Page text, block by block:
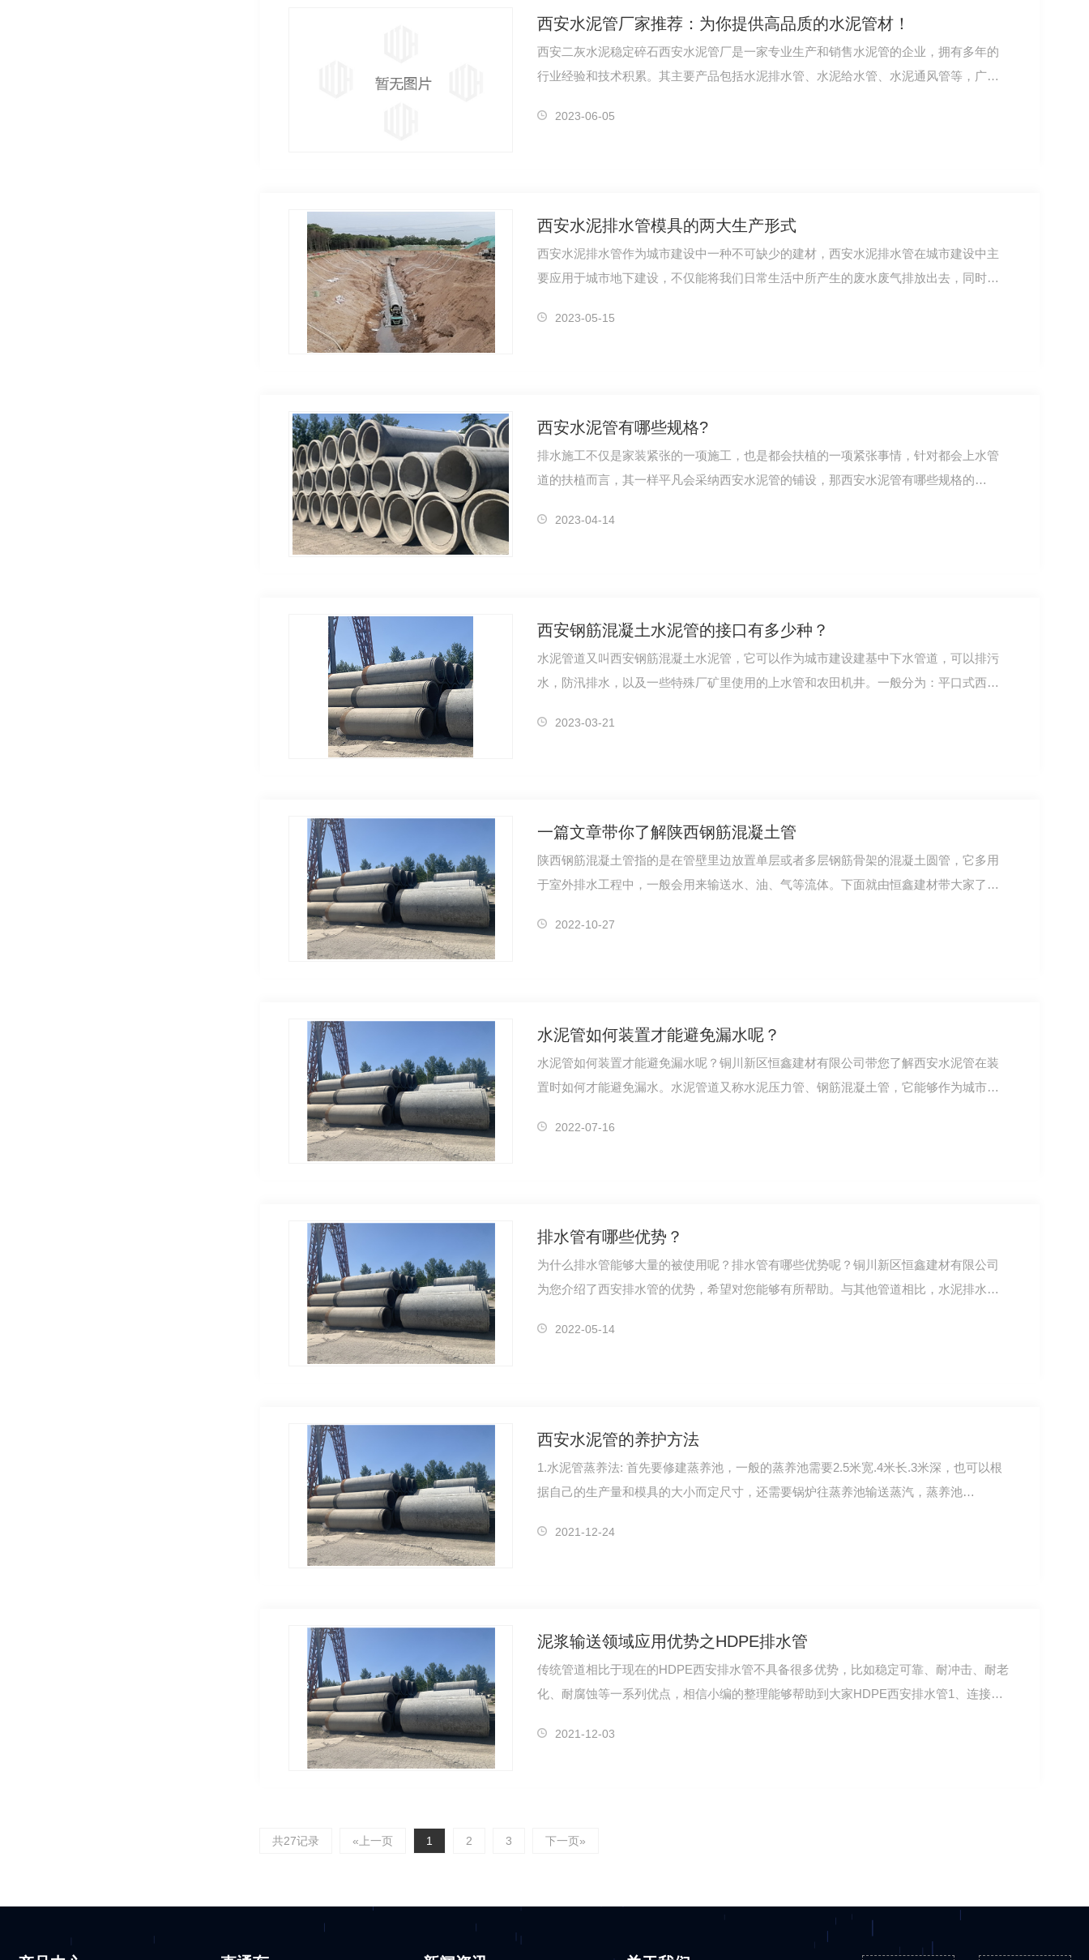
西安水泥管厂家推荐：为你提供高品质的水泥管材！
西安二灰水泥稳定碎石西安水泥管厂是一家专业生产和销售水泥管的企业，拥有多年的
行业经验和技术积累。其主要产品包括水泥排水管、水泥给水管、水泥通风管等，广
2023-06-05
西安水泥排水管模具的两大生产形式
西安水泥排水管作为城市建设中一种不可缺少的建材，西安水泥排水管在城市建设中主
要应用于城市地下建设，不仅能将我们日常生活中所产生的废水废气排放出去，同时
2023-05-15
西安水泥管有哪些规格?
排水施工不仅是家装紧张的一项施工，也是都会扶植的一项紧张事情，针对都会上水管
道的扶植而言，其一样平凡会采纳西安水泥管的铺设，那西安水泥管有哪些规格的
2023-04-14
西安钢筋混凝土水泥管的接口有多少种？
水泥管道又叫西安钢筋混凝土水泥管，它可以作为城市建设建基中下水管道，可以排污
水，防汛排水，以及一些特殊厂矿里使用的上水管和农田机井。一般分为：平口式西
2023-03-21
一篇文章带你了解陕西钢筋混凝土管
陕西钢筋混凝土管指的是在管壁里边放置单层或者多层钢筋骨架的混凝土圆管，它多用
于室外排水工程中，一般会用来输送水、油、气等流体。下面就由恒鑫建材带大家了
2022-10-27
水泥管如何装置才能避免漏水呢？
水泥管如何装置才能避免漏水呢？铜川新区恒鑫建材有限公司带您了解西安水泥管在装
置时如何才能避免漏水。水泥管道又称水泥压力管、钢筋混凝土管，它能够作为城市
2022-07-16
排水管有哪些优势？
为什么排水管能够大量的被使用呢？排水管有哪些优势呢？铜川新区恒鑫建材有限公司
为您介绍了西安排水管的优势，希望对您能够有所帮助。与其他管道相比，水泥排水
2022-05-14
西安水泥管的养护方法
1.水泥管蒸养法: 首先要修建蒸养池，一般的蒸养池需要2.5米宽.4米长.3米深，也可以根
据自己的生产量和模具的大小而定尺寸，还需要锅炉往蒸养池输送蒸汽，蒸养池…
2021-12-24
泥浆输送领域应用优势之HDPE排水管
传统管道相比于现在的HDPE西安排水管不具备很多优势，比如稳定可靠、耐冲击、耐老
化、耐腐蚀等一系列优点，相信小编的整理能够帮助到大家HDPE西安排水管1、连接
2021-12-03
共27记录 «上一页 1 2 3 下一页»